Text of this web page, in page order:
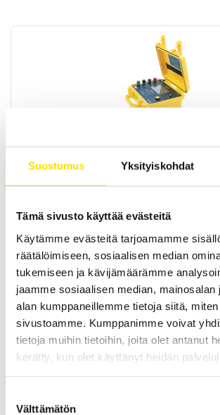
Suostumus Yksityiskohdat
Tämä sivusto käyttää evästeitä
Käytämme evästeitä tarjoamamme
räätälöimiseen, sosiaalisen median
tukemiseen ja kävijämäärämme
jaamme sosiaalisen median, mainosalan
alan kumppaneillemme tietoja siitä,
sivustoamme. Kumppanimme voivat
tietoja muihin tietoihin, joita olet antanut
kerätty, kun olet käyttänyt heidän
valinta
Välttämätön
CA6460 & CA6462
resistiivisyysmittarit
Helppokäyttöiset, yhden näppäimen
sekä viitemaadoitusten
AC-virtojen mittaamiseen. Pihtien vähäinen
taajuusalue takaa korkean